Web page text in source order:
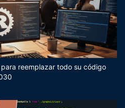
reemplazar todo su código